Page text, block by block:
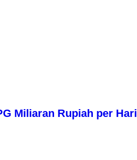
Miliaran Rupiah per Hari